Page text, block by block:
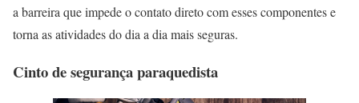
a barreira que impede o contato direto com esses componentes e
torna as atividades do dia a dia mais seguras.
Cinto de segurança paraquedista